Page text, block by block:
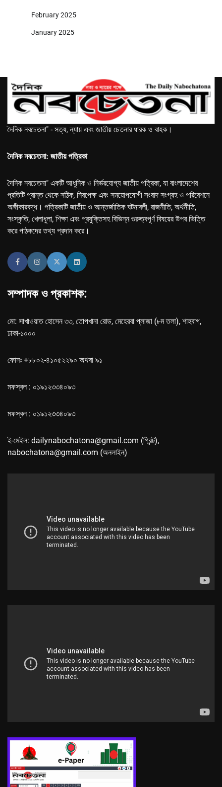
February 2025
January 2025
দৈনিক নবচেতনা" - সত্য, ন্যায় এবং জাতীয় চেতনার ধারক ও বাহক।
দৈনিক নবচেতনা: জাতীয় পত্রিকা
দৈনিক নবচেতনা" একটি আধুনিক ও নির্ভরযোগ্য জাতীয় পত্রিকা, যা বাংলাদেশের
প্রতিটি প্রান্ত থেকে সঠিক, নিরপেক্ষ এবং সময়োপযোগী সংবাদ সংগ্রহ ও পরিবেশনে
অঙ্গীকারবদ্ধ। পত্রিকাটি জাতীয় ও আন্তর্জাতিক ঘটনাবলী, রাজনীতি, অর্থনীতি,
সংস্কৃতি, খেলাধুলা, শিক্ষা এবং প্রযুক্তিসহ বিভিন্ন গুরুত্বপূর্ণ বিষয়ের উপর ভিত্তি
করে পাঠকদের তথ্য প্রদান করে।
সম্পাদক ও প্রকাশক:
মো: সাখাওয়াত হোসেন ৩৩, তোপখানা রোড, মেহেরবা প্লাজা (৮ম তলা), শাহবাগ,
ঢাকা-১০০০
ফোনঃ +৮৮০২-৪১০৫২২৯০ অথবা ৯১
মফস্বল : ০১৯১২৩৩৪০৯৩
মফস্বল : ০১৯১২৩৩৪০৯৩
ই-মেইল: dailynabochatona@gmail.com (প্রিন্ট),
nabochatona@gmail.com (অনলাইন)